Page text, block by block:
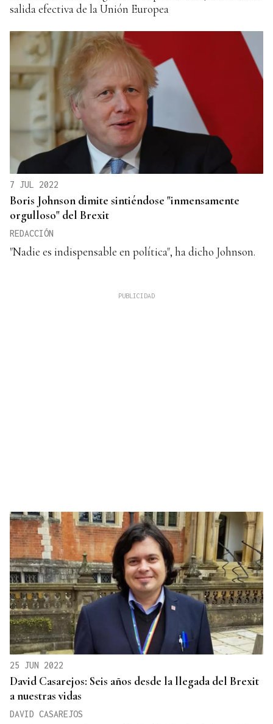
salida efectiva de la Unión Europea
7 JUL 2022
Boris Johnson dimite sintiéndose "inmensamente
orgulloso" del Brexit
REDACCIÓN
"Nadie es indispensable en política", ha dicho Johnson.
25 JUN 2022
David Casarejos: Seis años desde la llegada del Brexit
a nuestras vidas
DAVID CASAREJOS